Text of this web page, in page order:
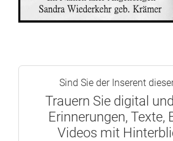
Sind Sie der Inserent
Trauern Sie digital
Erinnerungen, Texte,
Videos mit